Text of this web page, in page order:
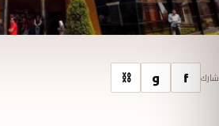
شارك f و ⛓